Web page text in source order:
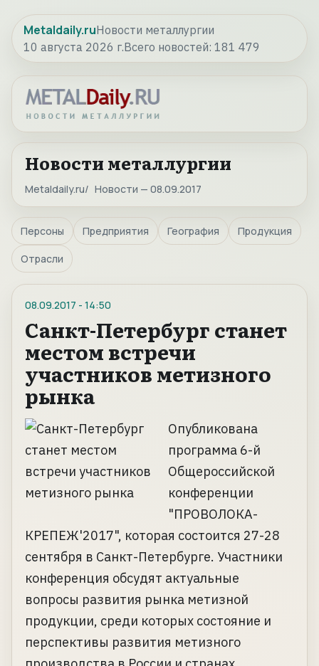
Metaldaily.ruНовости металлургии
10 августа 2026 г.Всего новостей: 181 479
Новости металлургии
Metaldaily.ru Новости — 08.09.2017
Персоны Предприятия География Продукция
Отрасли
08.09.2017 - 14:50
Санкт-Петербург станет
местом встречи
участников метизного
рынка
Опубликована
программа 6-й
Общероссийской
конференции
"ПРОВОЛОКА-
КРЕПЕЖ'2017", которая состоится 27-28
сентября в Санкт-Петербурге. Участники
конференция обсудят актуальные
вопросы развития рынка метизной
продукции, среди которых состояние и
перспективы развития метизного